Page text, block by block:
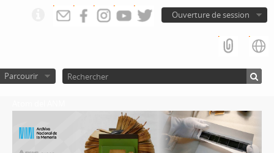
Ouverture de session
Parcourir